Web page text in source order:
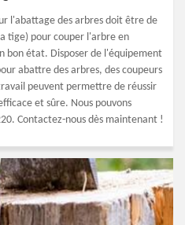
l'abattage des arbres doit être de
tige) pour couper l'arbre en
bon état. Disposer de l'équipement
abattre des arbres, des coupeurs
peuvent permettre de réussir
et sûre. Nous pouvons
Contactez-nous dès maintenant !